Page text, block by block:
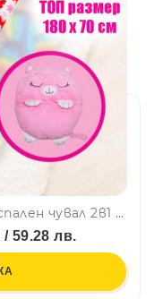
Невероятен детски цветен спален чувал 2в1 Happy Napers - Котенцето Абби, BF22
59.28 лв.